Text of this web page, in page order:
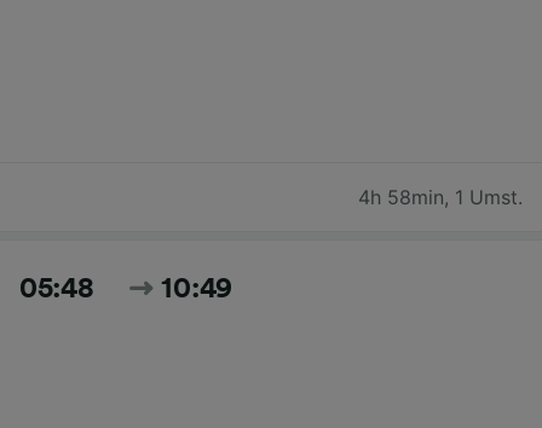
4h 58min, 1 Umst.
05:48 10:49